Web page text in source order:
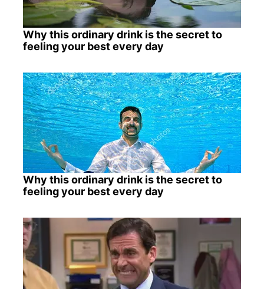
Why this ordinary drink is the secret to
feeling your best every day
Why this ordinary drink is the secret to
feeling your best every day